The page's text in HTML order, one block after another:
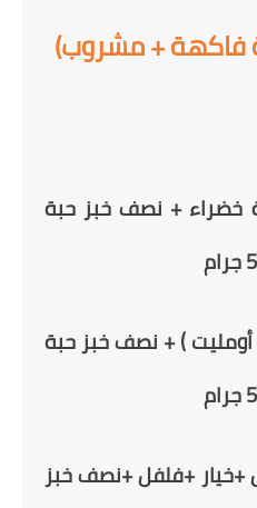
فاكهة + مشروب)
خضراء + نصف خبز حبة
جرام
) + نصف خبز حبة
جرام
خيار +فلفل+نصف خبز